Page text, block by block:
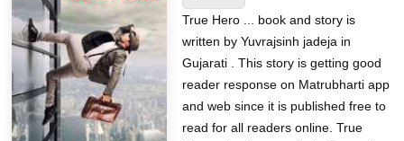
True Hero ... book and story is
written by Yuvrajsinh jadeja in
Gujarati . This story is getting good
reader response on Matrubharti app
and web since it is published free to
read for all readers online. True